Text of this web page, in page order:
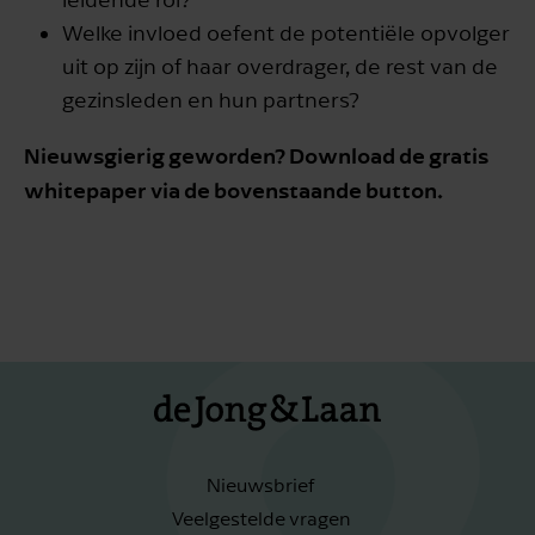
Welke invloed oefent de potentiële opvolger
uit op zijn of haar overdrager, de rest van de
gezinsleden en hun partners?
Nieuwsgierig geworden? Download de gratis
whitepaper via de bovenstaande button.
Nieuwsbrief
Veelgestelde vragen